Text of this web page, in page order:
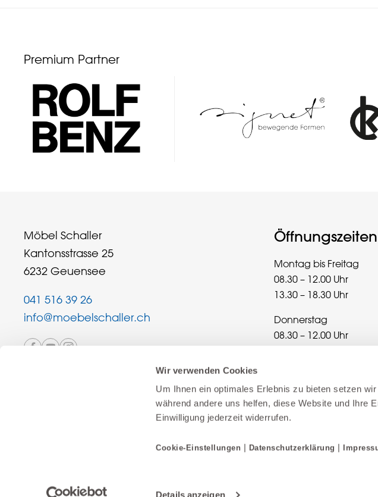
Wir verwenden Cookies
Um Ihnen ein optimales Erlebnis zu bieten setzen
während andere uns helfen, diese Website und Ihre
Einwilligung jederzeit widerrufen.
Cookie-Einstellungen | Datenschutzerklärung |
Details anzeigen
Premium Partner
Möbel Schaller
Kantonsstrasse 25
6232 Geuensee
041 516 39 26
info@moebelschaller.ch
Öffnungszeiten
Montag bis Freitag
08.30 – 12.00 Uhr
13.30 – 18.30 Uhr
Donnerstag
08.30 – 12.00 Uhr
08.30 – 16.00 Uhr